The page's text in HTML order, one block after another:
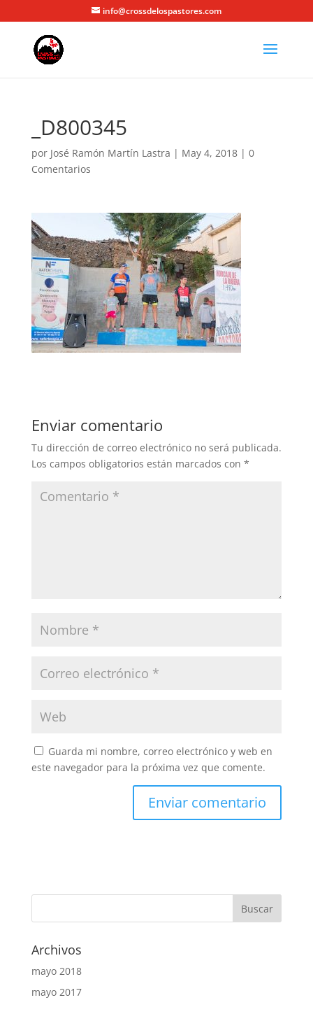
info@crossdelospastores.com
_D800345
por José Ramón Martín Lastra | May 4, 2018| 0
Comentarios
Enviar comentario
Tu dirección de correo electrónico no será publicada.
Los campos obligatorios están marcados con *
Guarda mi nombre, correo electrónico y web en
este navegador para la próxima vez que comente.
Archivos
mayo 2018
mayo 2017